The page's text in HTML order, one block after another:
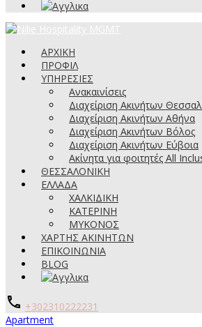
ΑΡΧΙΚΗ
ΠΡΟΦΙΛ
ΥΠΗΡΕΣΙΕΣ
Ανακαινίσεις
Διαχείριση Ακινήτων
Διαχείριση Ακινήτων Αθήνα
Διαχείριση Ακινήτων Βόλος
Διαχείριση Ακινήτων Εύβοια
Ακίνητα για φοιτητές All
ΘΕΣΣΑΛΟΝΙΚΗ
ΕΛΛΑΔΑ
ΧΑΛΚΙΔΙΚΗ
ΚΑΤΕΡΙΝΗ
ΜΥΚΟΝΟΣ
ΧΑΡΤΗΣ ΑΚΙΝΗΤΩΝ
ΕΠΙΚΟΙΝΩΝΙΑ
BLOG
+302310222231
Apartment